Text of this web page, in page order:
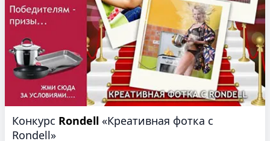
Конкурс Rondell «Креативная фотка с
Rondell»